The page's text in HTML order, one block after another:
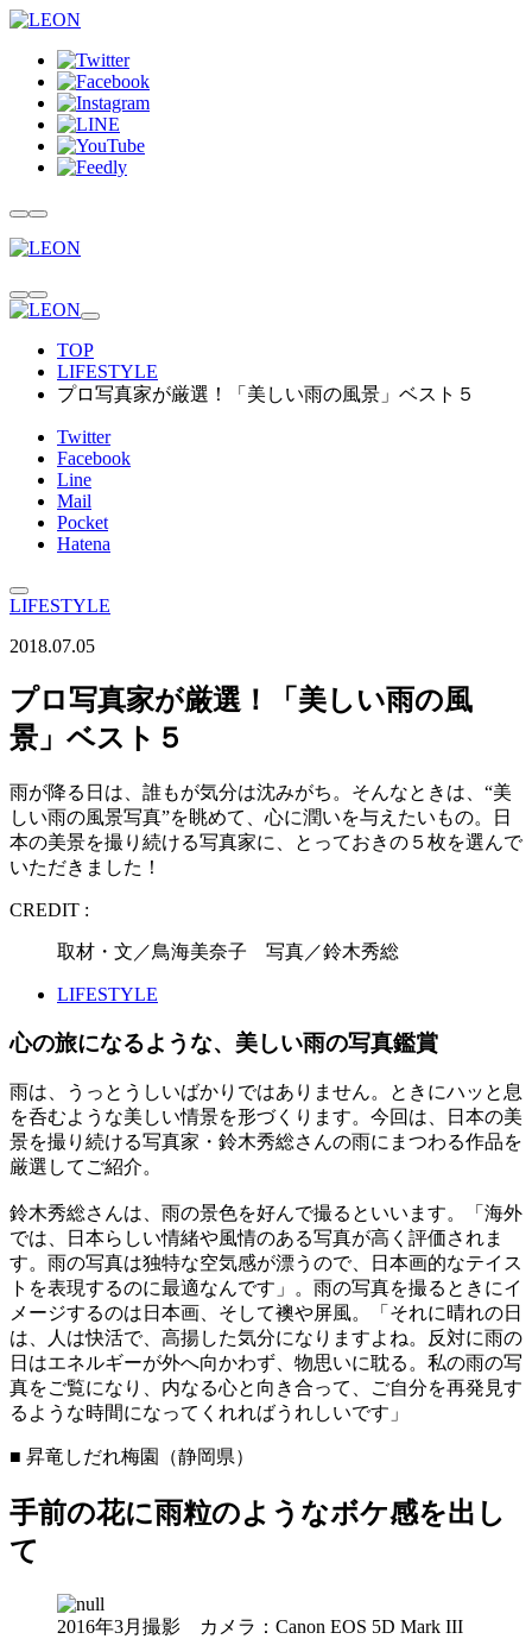
TOP
LIFESTYLE
プロ写真家が厳選！「美しい雨の風景」ベスト５
Twitter
Facebook
Line
Mail
Pocket
Hatena
LIFESTYLE
2018.07.05
プロ写真家が厳選！「美しい雨の風
景」ベスト５
雨が降る日は、誰もが気分は沈みがち。そんなときは、“美
しい雨の風景写真”を眺めて、心に潤いを与えたいもの。日
本の美景を撮り続ける写真家に、とっておきの５枚を選んで
いただきました！
CREDIT :
取材・文／鳥海美奈子 写真／鈴木秀総
LIFESTYLE
心の旅になるような、美しい雨の写真鑑賞
雨は、うっとうしいばかりではありません。ときにハッと息
を呑むような美しい情景を形づくります。今回は、日本の美
景を撮り続ける写真家・鈴木秀総さんの雨にまつわる作品を
厳選してご紹介。
鈴木秀総さんは、雨の景色を好んで撮るといいます。「海外
では、日本らしい情緒や風情のある写真が高く評価されま
す。雨の写真は独特な空気感が漂うので、日本画的なテイス
トを表現するのに最適なんです」。雨の写真を撮るときにイ
メージするのは日本画、そして襖や屏風。「それに晴れの日
は、人は快活で、高揚した気分になりますよね。反対に雨の
日はエネルギーが外へ向かわず、物思いに耽る。私の雨の写
真をご覧になり、内なる心と向き合って、ご自分を再発見す
るような時間になってくれればうれしいです」
■ 昇竜しだれ梅園（静岡県）
手前の花に雨粒のようなボケ感を出し
て
2016年3月撮影 カメラ：Canon EOS 5D Mark III